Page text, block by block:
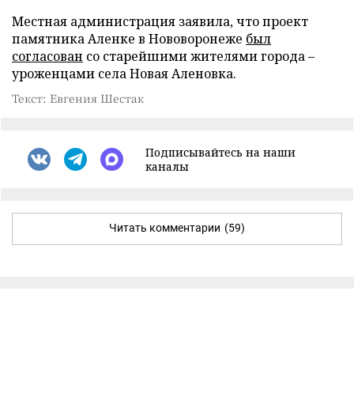
Местная администрация заявила, что проект
памятника Аленке в Нововоронеже был
согласован со старейшими жителями города –
уроженцами села Новая Аленовка.
Текст: Евгения Шестак
Подписывайтесь на наши
каналы
Читать комментарии (59)